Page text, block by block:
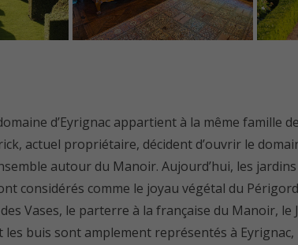
d’Eyrignac appartient à la même famille
actuel propriétaire, décident d’ouvrir le
autour du Manoir. Aujourd’hui, les jardins
considérés comme le joyau végétal du
Vases, le parterre à la française du Manoir, le
les buis sont amplement représentés à